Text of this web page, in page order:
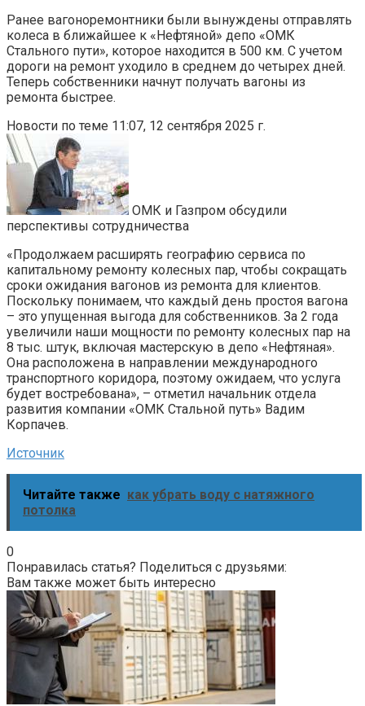
Ранее вагоноремонтники были вынуждены отправлять
колеса в ближайшее к «Нефтяной» депо «ОМК
Стального пути», которое находится в 500 км. С учетом
дороги на ремонт уходило в среднем до четырех дней.
Теперь собственники начнут получать вагоны из
ремонта быстрее.
Новости по теме 11:07, 12 сентября 2025 г.
ОМК и Газпром обсудили
перспективы сотрудничества
«Продолжаем расширять географию сервиса по
капитальному ремонту колесных пар, чтобы сокращать
сроки ожидания вагонов из ремонта для клиентов.
Поскольку понимаем, что каждый день простоя вагона
– это упущенная выгода для собственников. За 2 года
увеличили наши мощности по ремонту колесных пар на
8 тыс. штук, включая мастерскую в депо «Нефтяная».
Она расположена в направлении международного
транспортного коридора, поэтому ожидаем, что услуга
будет востребована», – отметил начальник отдела
развития компании «ОМК Стальной путь» Вадим
Корпачев.
Источник
Читайте также как убрать воду с натяжного
потолка
0
Понравилась статья? Поделиться с друзьями:
Вам также может быть интересно